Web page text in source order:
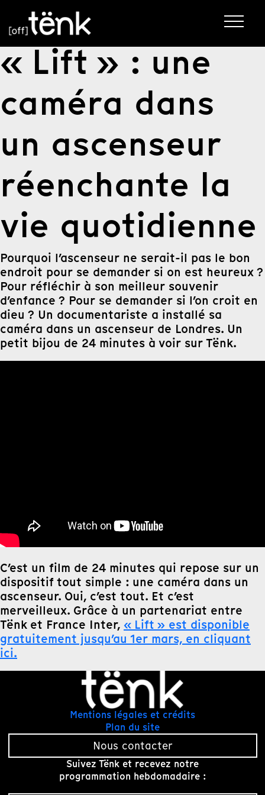
« Lift » : une
caméra dans
un ascenseur
réenchante la
vie quotidienne
Pourquoi l’ascenseur ne serait-il pas le bon
endroit pour se demander si on est heureux ?
Pour réfléchir à son meilleur souvenir
d’enfance ? Pour se demander si l’on croit en
dieu ? Un documentariste a installé sa
caméra dans un ascenseur de Londres. Un
petit bijou de 24 minutes à voir sur Tënk.
C’est un film de 24 minutes qui repose sur un
dispositif tout simple : une caméra dans un
ascenseur. Oui, c’est tout. Et c’est
merveilleux. Grâce à un partenariat entre
Tënk et France Inter, « Lift » est disponible
gratuitement jusqu’au 1er mars, en cliquant
ici.
Mentions légales et crédits
Plan du site
Nous contacter
Suivez Tënk et recevez notre
programmation hebdomadaire :